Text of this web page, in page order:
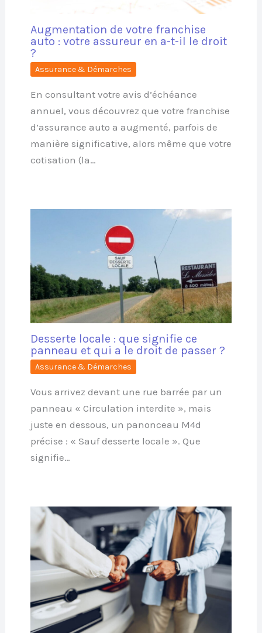
Augmentation de votre franchise
auto : votre assureur en a-t-il le droit
?
Assurance & Démarches
En consultant votre avis d’échéance
annuel, vous découvrez que votre franchise
d’assurance auto a augmenté, parfois de
manière significative, alors même que votre
cotisation (la…
Desserte locale : que signifie ce
panneau et qui a le droit de passer ?
Assurance & Démarches
Vous arrivez devant une rue barrée par un
panneau « Circulation interdite », mais
juste en dessous, un panonceau M4d
précise : « Sauf desserte locale ». Que
signifie…